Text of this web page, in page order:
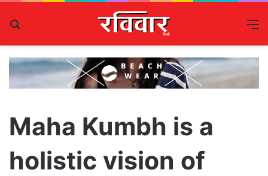
Maha Kumbh is a
holistic vision of